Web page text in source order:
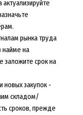
рынка труда
найме на
заложите срок на
новых закупок -
складом/
сроков, прежде